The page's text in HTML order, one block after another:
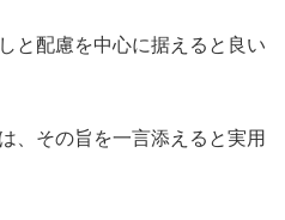
と配慮を中心に据えると良い
、その旨を一言添えると実用